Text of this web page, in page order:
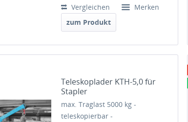
Vergleichen
Merken
zum Produkt
Teleskoplader KTH-5,0 für
Stapler
max. Traglast 5000 kg -
teleskopierbar -